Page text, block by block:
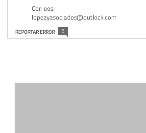
Correos:
lopezyasociados@outlock.com
REPORTAR ERROR